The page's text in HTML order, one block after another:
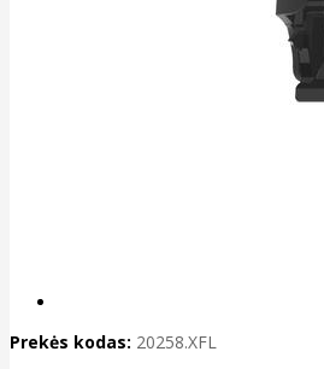
Prekės kodas: 20258.XFL